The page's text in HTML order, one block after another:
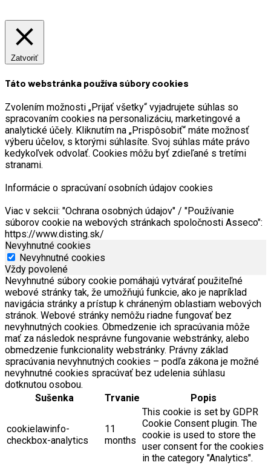
Zatvoriť
Táto webstránka používa súbory cookies
Zvolením možnosti „Prijať všetky“ vyjadrujete súhlas so
spracovaním cookies na personalizáciu, marketingové a
analytické účely. Kliknutím na „Prispôsobiť“ máte možnosť
výberu účelov, s ktorými súhlasíte. Svoj súhlas máte právo
kedykoľvek odvolať. Cookies môžu byť zdieľané s tretími
stranami.
Informácie o spracúvaní osobních údajov cookies
Viac v sekcii: "Ochrana osobných údajov" / "Používanie
súborov cookie na webových stránkach spoločnosti Asseco":
https://www.disting.sk/
Nevyhnutné cookies
Nevyhnutné cookies
Vždy povolené
Nevyhnutné súbory cookie pomáhajú vytvárať použiteľné
webové stránky tak, že umožňujú funkcie, ako je napríklad
navigácia stránky a prístup k chráneným oblastiam webových
stránok. Webové stránky nemôžu riadne fungovať bez
nevyhnutných cookies. Obmedzenie ich spracúvania môže
mať za následok nesprávne fungovanie webstránky, alebo
obmedzenie funkcionality webstránky. Právny základ
spracúvania nevyhnutných cookies – podľa zákona je možné
nevyhnutné cookies spracúvať bez udelenia súhlasu
dotknutou osobou.
Sušenka
Trvanie Popis
cookielawinfo-
checkbox-analytics
11
months
This cookie is set by GDPR
Cookie Consent plugin. The
cookie is used to store the
user consent for the cookies
in the category "Analytics".